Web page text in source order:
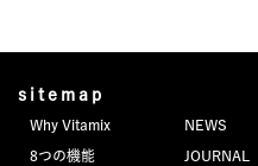
sitemap
Why Vitamix
8つの機能
NEWS
JOURNAL